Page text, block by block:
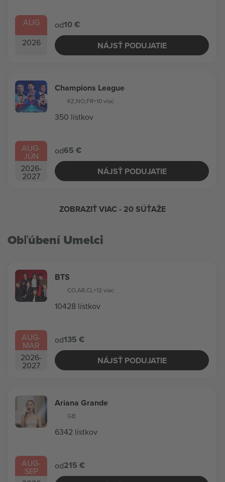
AUG
2026
od10 €
NÁJSŤ PODUJATIE
AUG-
JÚN
2026-
2027
Champions League
KZ,NO,FR+10 viac
350 lístkov
od65 €
NÁJSŤ PODUJATIE
ZOBRAZIŤ VIAC- 20 SÚŤAŽE
Obľúbení Umelci
AUG-
MAR
2026-
2027
BTS
CO,AR,CL+12 viac
10428 lístkov
od135 €
NÁJSŤ PODUJATIE
AUG-
SEP
Ariana Grande
GB
6342 lístkov
od215 €